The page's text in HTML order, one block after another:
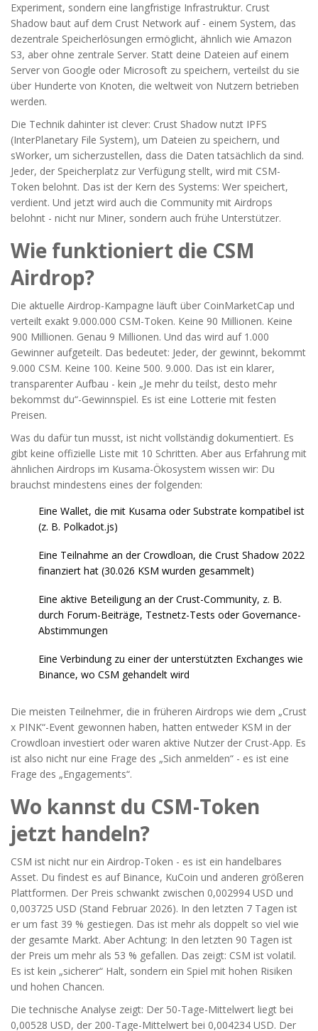
Experiment, sondern eine langfristige Infrastruktur. Crust
Shadow baut auf dem Crust Network auf - einem System, das
dezentrale Speicherlösungen ermöglicht, ähnlich wie Amazon
S3, aber ohne zentrale Server. Statt deine Dateien auf einem
Server von Google oder Microsoft zu speichern, verteilst du sie
über Hunderte von Knoten, die weltweit von Nutzern betrieben
werden.
Die Technik dahinter ist clever: Crust Shadow nutzt IPFS
(InterPlanetary File System), um Dateien zu speichern, und
sWorker, um sicherzustellen, dass die Daten tatsächlich da sind.
Jeder, der Speicherplatz zur Verfügung stellt, wird mit CSM-
Token belohnt. Das ist der Kern des Systems: Wer speichert,
verdient. Und jetzt wird auch die Community mit Airdrops
belohnt - nicht nur Miner, sondern auch frühe Unterstützer.
Wie funktioniert die CSM
Airdrop?
Die aktuelle Airdrop-Kampagne läuft über CoinMarketCap und
verteilt exakt 9.000.000 CSM-Token. Keine 90 Millionen. Keine
900 Millionen. Genau 9 Millionen. Und das wird auf 1.000
Gewinner aufgeteilt. Das bedeutet: Jeder, der gewinnt, bekommt
9.000 CSM. Keine 100. Keine 500. 9.000. Das ist ein klarer,
transparenter Aufbau - kein „Je mehr du teilst, desto mehr
bekommst du“-Gewinnspiel. Es ist eine Lotterie mit festen
Preisen.
Was du dafür tun musst, ist nicht vollständig dokumentiert. Es
gibt keine offizielle Liste mit 10 Schritten. Aber aus Erfahrung mit
ähnlichen Airdrops im Kusama-Ökosystem wissen wir: Du
brauchst mindestens eines der folgenden:
Eine Wallet, die mit Kusama oder Substrate kompatibel ist
(z. B. Polkadot.js)
Eine Teilnahme an der Crowdloan, die Crust Shadow 2022
finanziert hat (30.026 KSM wurden gesammelt)
Eine aktive Beteiligung an der Crust-Community, z. B.
durch Forum-Beiträge, Testnetz-Tests oder Governance-
Abstimmungen
Eine Verbindung zu einer der unterstützten Exchanges wie
Binance, wo CSM gehandelt wird
Die meisten Teilnehmer, die in früheren Airdrops wie dem „Crust
x PINK“-Event gewonnen haben, hatten entweder KSM in der
Crowdloan investiert oder waren aktive Nutzer der Crust-App. Es
ist also nicht nur eine Frage des „Sich anmelden“ - es ist eine
Frage des „Engagements“.
Wo kannst du CSM-Token
jetzt handeln?
CSM ist nicht nur ein Airdrop-Token - es ist ein handelbares
Asset. Du findest es auf Binance, KuCoin und anderen größeren
Plattformen. Der Preis schwankt zwischen 0,002994 USD und
0,003725 USD (Stand Februar 2026). In den letzten 7 Tagen ist
er um fast 39 % gestiegen. Das ist mehr als doppelt so viel wie
der gesamte Markt. Aber Achtung: In den letzten 90 Tagen ist
der Preis um mehr als 53 % gefallen. Das zeigt: CSM ist volatil.
Es ist kein „sicherer“ Halt, sondern ein Spiel mit hohen Risiken
und hohen Chancen.
Die technische Analyse zeigt: Der 50-Tage-Mittelwert liegt bei
0,00528 USD, der 200-Tage-Mittelwert bei 0,004234 USD. Der